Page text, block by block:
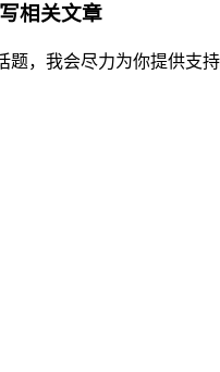
相关文章
，我会尽力为你提供